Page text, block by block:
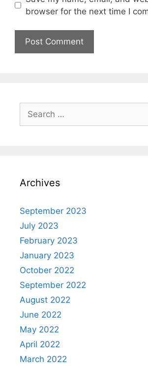
browser for the next time I
Archives
September 2023
July 2023
February 2023
January 2023
October 2022
September 2022
August 2022
June 2022
May 2022
April 2022
March 2022